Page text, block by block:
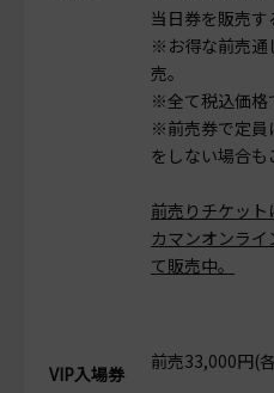
当日券を販売す
※お得な前売通
売。
※全て税込価格
※前売券で定員
をしない場合も
前売りチケッ
カマンオンラ
て販売中。
VIP入場券
前売33,000円(